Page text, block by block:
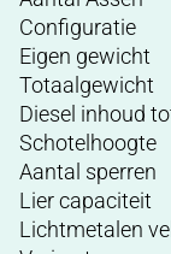
Configuratie
Eigen gewicht
Totaalgewicht
Diesel inhoud
Schotelhoogte
Aantal sperren
Lier capaciteit
Lichtmetalen